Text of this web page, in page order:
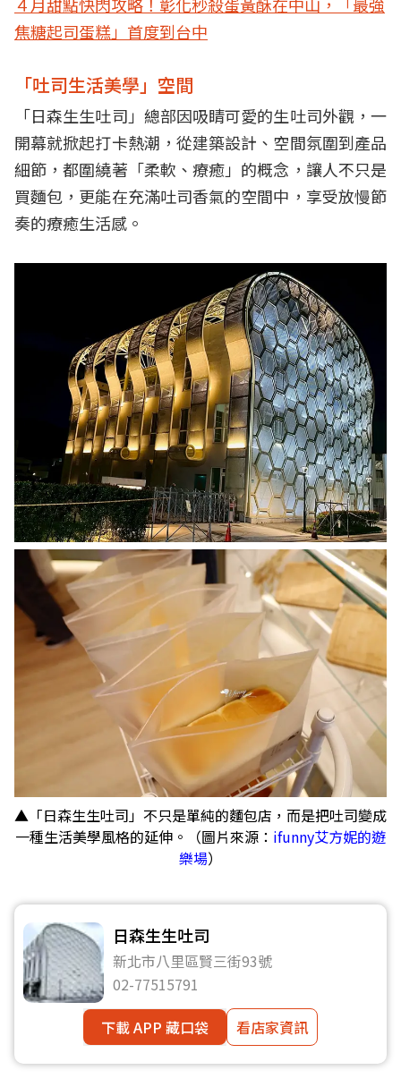
焦糖起司蛋糕」首度到台中
「吐司生活美學」空間
「日森生生吐司」總部因吸睛可愛的生吐司外觀，一
開幕就掀起打卡熱潮，從建築設計、空間氛圍到產品
細節，都圍繞著「柔軟、療癒」的概念，讓人不只是
買麵包，更能在充滿吐司香氣的空間中，享受放慢節
奏的療癒生活感。
▲「日森生生吐司」不只是單純的麵包店，而是把吐司變成
一種生活美學風格的延伸。（圖片來源： ifunny艾方妮的遊
樂場）
日森生生吐司
新北市八里區賢三街93號
02-77515791
下載 APP 藏口袋
看店家資訊